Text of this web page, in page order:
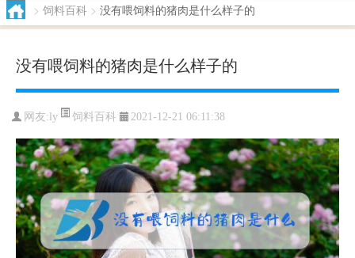
> 饲料百科 > 没有喂饲料的猪肉是什么样子的
没有喂饲料的猪肉是什么样子的
网友:ly 饲料百科 2021-12-21 06:11:38